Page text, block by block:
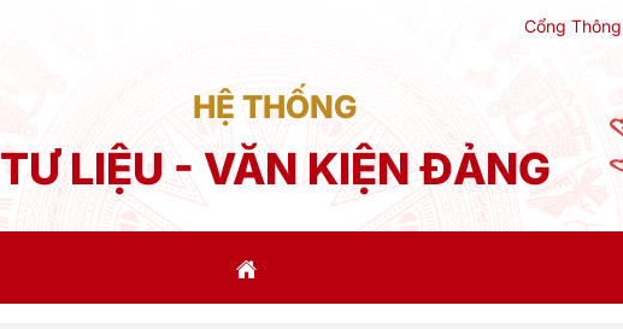
Cổng
HỆ THỐNG
TƯ LIỆU - VĂN KIỆN ĐẢNG